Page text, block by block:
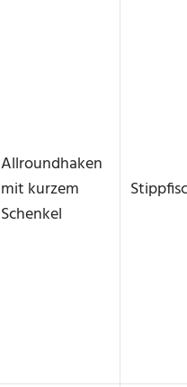
Allroundhaken
mit kurzem
Schenkel